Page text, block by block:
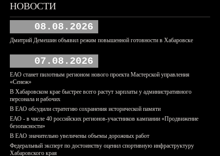
НОВОСТИ
08.08.2026
Дмитрий Демешин объявил режим повышенной готовности в Хабаровске
07.08.2026
ЕАО станет пилотным регионом нового проекта Мастерской управления
«Сенеж»
В Хабаровском крае быстрее всего растут зарплаты у административного
персонала и рабочих
В ЕАО обсудили стратегию сохранения исторической памяти
ЕАО - в числе 40 российских регионов-участников кампании «Продвижение
безопасности»
В ЕАО значительно увеличены объемы дорожных работ
Федеральный эксперт по достоинству оценил спортивную инфраструктуру
Хабаровского края